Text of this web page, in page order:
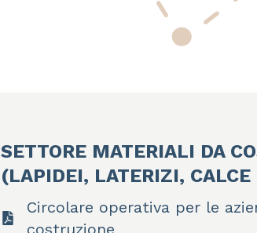
SETTORE MATERIALI DA
(LAPIDEI, LATERIZI, CALCE
Circolare operativa per le
costruzione